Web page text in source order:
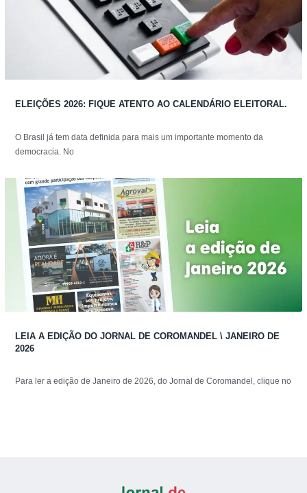
ELEIÇÕES 2026: FIQUE ATENTO AO CALENDÁRIO ELEITORAL.
O Brasil já tem data definida para mais um importante momento da
democracia. No
LEIA A EDIÇÃO DO JORNAL DE COROMANDEL \ JANEIRO DE
2026
Para ler a edição de Janeiro de 2026, do Jornal de Coromandel, clique no